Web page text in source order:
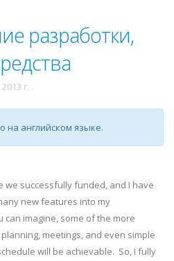
разработки,
г. .
на английском языке.
we successfully funded, and I have
new features into my
can imagine, some of the more
meetings, and even simple
will be achievable. So, I fully